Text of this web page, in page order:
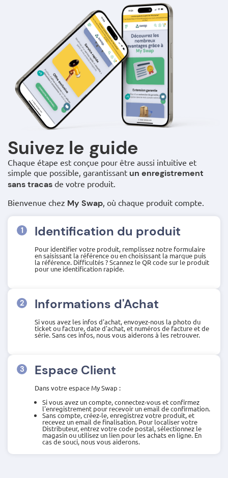
Suivez le guide
Chaque étape est conçue pour être aussi intuitive et
simple que possible, garantissant un enregistrement
sans tracas de votre produit.
Bienvenue chez My Swap, où chaque produit compte.
Identification du produit
Pour identifier votre produit, remplissez notre formulaire
en saisissant la référence ou en choisissant la marque puis
la référence. Difficultés ? Scannez le QR code sur le produit
pour une identification rapide.
Informations d'Achat
Si vous avez les infos d'achat, envoyez-nous la photo du
ticket ou facture, date d'achat, et numéros de facture et de
série. Sans ces infos, nous vous aiderons à les retrouver.
Espace Client
Dans votre espace My Swap :
Si vous avez un compte, connectez-vous et confirmez
l'enregistrement pour recevoir un email de confirmation.
Sans compte, créez-le, enregistrez votre produit, et
recevez un email de finalisation. Pour localiser votre
Distributeur, entrez votre code postal, sélectionnez le
magasin ou utilisez un lien pour les achats en ligne. En
cas de souci, nous vous aiderons.